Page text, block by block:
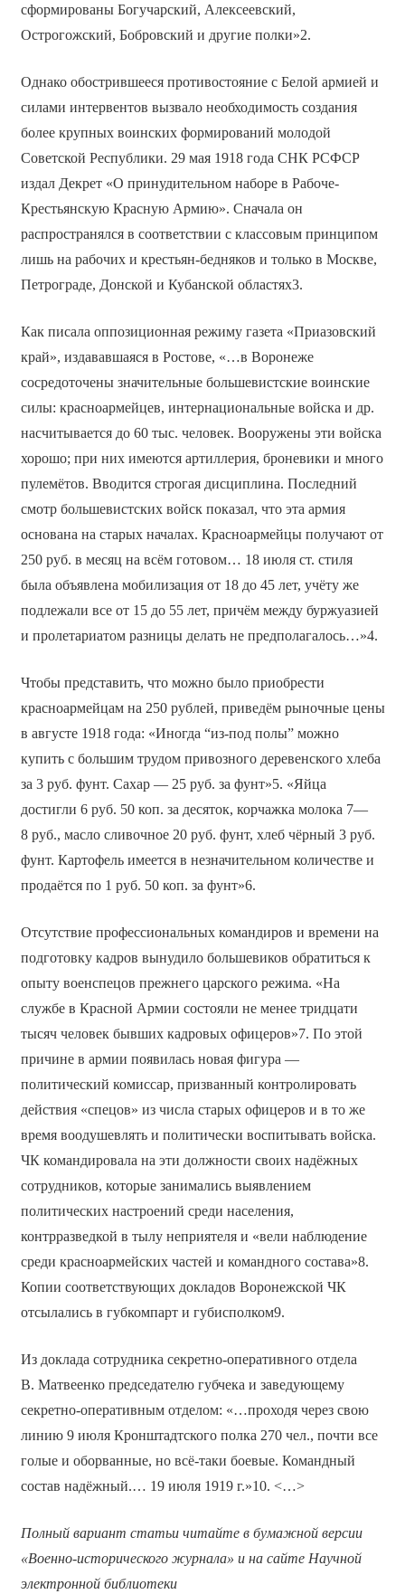
сформированы Богучарский, Алексеевский,
Острогожский, Бобровский и другие полки»2.
Однако обострившееся противостояние с Белой армией и
силами интервентов вызвало необходимость создания
более крупных воинских формирований молодой
Советской Республики. 29 мая 1918 года СНК РСФСР
издал Декрет «О принудительном наборе в Рабоче-
Крестьянскую Красную Армию». Сначала он
распространялся в соответствии с классовым принципом
лишь на рабочих и крестьян-бедняков и только в Москве,
Петрограде, Донской и Кубанской областях3.
Как писала оппозиционная режиму газета «Приазовский
край», издававшаяся в Ростове, «…в Воронеже
сосредоточены значительные большевистские воинские
силы: красноармейцев, интернациональные войска и др.
насчитывается до 60 тыс. человек. Вооружены эти войска
хорошо; при них имеются артиллерия, броневики и много
пулемётов. Вводится строгая дисциплина. Последний
смотр большевистских войск показал, что эта армия
основана на старых началах. Красноармейцы получают от
250 руб. в месяц на всём готовом… 18 июля ст. стиля
была объявлена мобилизация от 18 до 45 лет, учёту же
подлежали все от 15 до 55 лет, причём между буржуазией
и пролетариатом разницы делать не предполагалось…»4.
Чтобы представить, что можно было приобрести
красноармейцам на 250 рублей, приведём рыночные цены
в августе 1918 года: «Иногда “из-под полы” можно
купить с большим трудом привозного деревенского хлеба
за 3 руб. фунт. Сахар — 25 руб. за фунт»5. «Яйца
достигли 6 руб. 50 коп. за десяток, корчажка молока 7—
8 руб., масло сливочное 20 руб. фунт, хлеб чёрный 3 руб.
фунт. Картофель имеется в незначительном количестве и
продаётся по 1 руб. 50 коп. за фунт»6.
Отсутствие профессиональных командиров и времени на
подготовку кадров вынудило большевиков обратиться к
опыту военспецов прежнего царского режима. «На
службе в Красной Армии состояли не менее тридцати
тысяч человек бывших кадровых офицеров»7. По этой
причине в армии появилась новая фигура —
политический комиссар, призванный контролировать
действия «спецов» из числа старых офицеров и в то же
время воодушевлять и политически воспитывать войска.
ЧК командировала на эти должности своих надёжных
сотрудников, которые занимались выявлением
политических настроений среди населения,
контрразведкой в тылу неприятеля и «вели наблюдение
среди красноармейских частей и командного состава»8.
Копии соответствующих докладов Воронежской ЧК
отсылались в губкомпарт и губисполком9.
Из доклада сотрудника секретно-оперативного отдела
В. Матвеенко председателю губчека и заведующему
секретно-оперативным отделом: «…проходя через свою
линию 9 июля Кронштадтского полка 270 чел., почти все
голые и оборванные, но всё-таки боевые. Командный
состав надёжный.… 19 июля 1919 г.»10. <…>
Полный вариант статьи читайте в бумажной версии
«Военно-исторического журнала» и на сайте Научной
электронной библиотеки